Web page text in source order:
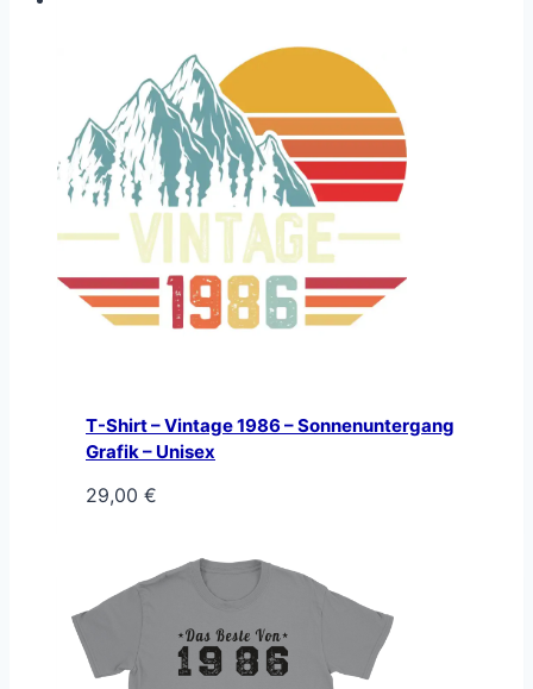
T-Shirt – Vintage 1986 – Sonnenuntergang
Grafik – Unisex
29,00 €